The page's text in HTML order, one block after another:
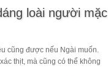
loài người mặc
cũng được nếu Ngài muốn.
thịt, mà cũng có thể không